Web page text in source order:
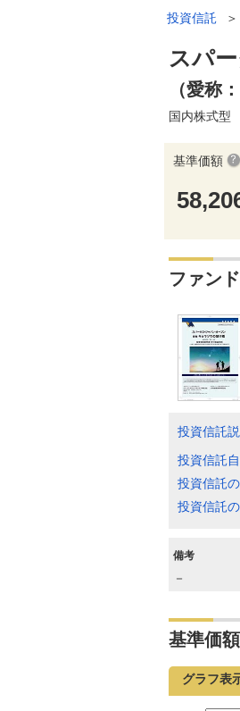
投資信託 ＞
スパ
（愛称
国内株式型
基準価額
ファン
投資信託
投資信託
投資信託
投資信託
備考
－
基準価
グラフ表